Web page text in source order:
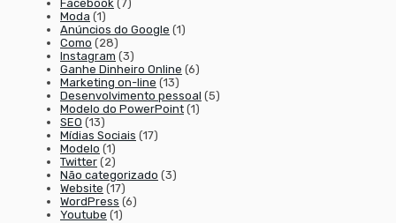
Facebook (7)
Moda (1)
Anúncios do Google (1)
Como (28)
Instagram (3)
Ganhe Dinheiro Online (6)
Marketing on-line (13)
Desenvolvimento pessoal (5)
Modelo do PowerPoint (1)
SEO (13)
Mídias Sociais (17)
Modelo (1)
Twitter (2)
Não categorizado (3)
Website (17)
WordPress (6)
Youtube (1)